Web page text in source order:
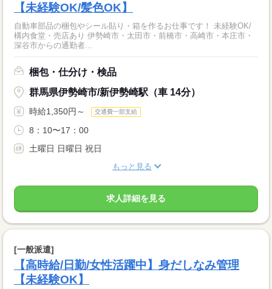
【未経験OK/髪色OK】
自動車部品の梱包やシール貼り・箱を作るお仕事です！ 未経験OK/
構内食堂・売店あり 伊勢崎市・太田市・前橋市・高崎市・本庄市・
深谷市からの通勤者...
梱包・仕分け・検品
群馬県伊勢崎市/新伊勢崎駅（車 14分）
時給1,350円～ 交通費一部支給
8：10〜17：00
土曜日 日曜日 祝日
もっと見る
求人詳細を見る
[一般派遣]
【高時給/日勤/女性活躍中】身だしなみ管理
【未経験OK】